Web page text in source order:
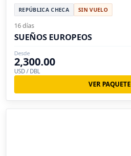
REPÚBLICA CHECA SIN VUELO
16 días
SUEÑOS EUROPEOS
Desde
2,300.00
USD / DBL
VER PAQUETE